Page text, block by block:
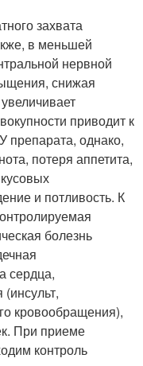
захвата
в меньшей
нервной
снижая
приводит к
препарата, однако,
потеря аппетита,
и потливость. К
болезнь
сердца,
кровообращения),
При приеме
контроль